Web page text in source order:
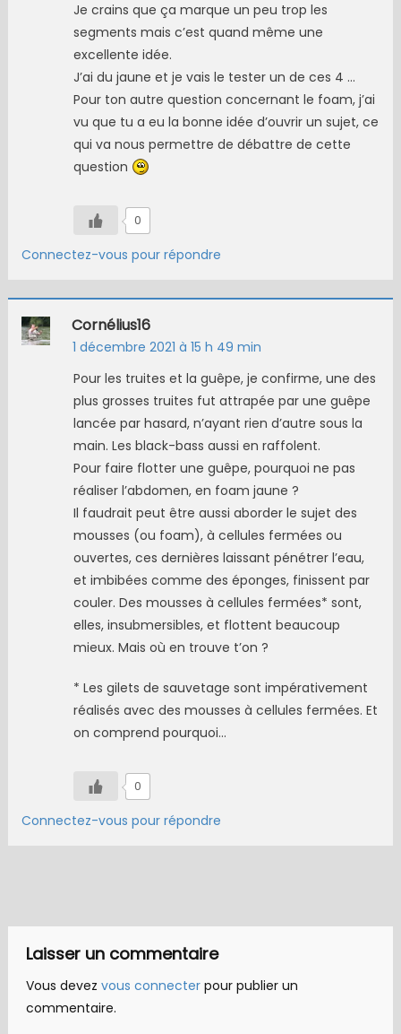
Je crains que ça marque un peu trop les
segments mais c’est quand même une
excellente idée.
J’ai du jaune et je vais le tester un de ces 4 …
Pour ton autre question concernant le foam, j’ai
vu que tu a eu la bonne idée d’ouvrir un sujet, ce
qui va nous permettre de débattre de cette
question
0
Connectez-vous pour répondre
Cornélius16
1 décembre 2021 à 15 h 49 min
Pour les truites et la guêpe, je confirme, une des
plus grosses truites fut attrapée par une guêpe
lancée par hasard, n’ayant rien d’autre sous la
main. Les black-bass aussi en raffolent.
Pour faire flotter une guêpe, pourquoi ne pas
réaliser l’abdomen, en foam jaune ?
Il faudrait peut être aussi aborder le sujet des
mousses (ou foam), à cellules fermées ou
ouvertes, ces dernières laissant pénétrer l’eau,
et imbibées comme des éponges, finissent par
couler. Des mousses à cellules fermées* sont,
elles, insubmersibles, et flottent beaucoup
mieux. Mais où en trouve t’on ?
* Les gilets de sauvetage sont impérativement
réalisés avec des mousses à cellules fermées. Et
on comprend pourquoi…
0
Connectez-vous pour répondre
Laisser un commentaire
Vous devez vous connecterpour publier un
commentaire.